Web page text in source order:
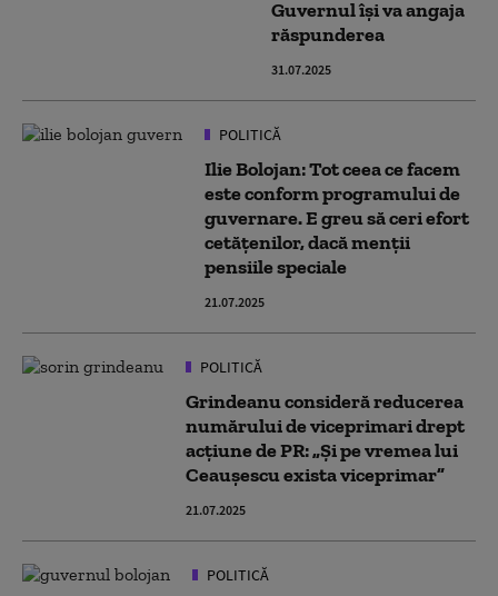
Guvernul își va angaja
răspunderea
31.07.2025
POLITICĂ
Ilie Bolojan: Tot ceea ce facem
este conform programului de
guvernare. E greu să ceri efort
cetățenilor, dacă menții
pensiile speciale
21.07.2025
POLITICĂ
Grindeanu consideră reducerea
numărului de viceprimari drept
acțiune de PR: „Şi pe vremea lui
Ceauşescu exista viceprimar”
21.07.2025
POLITICĂ